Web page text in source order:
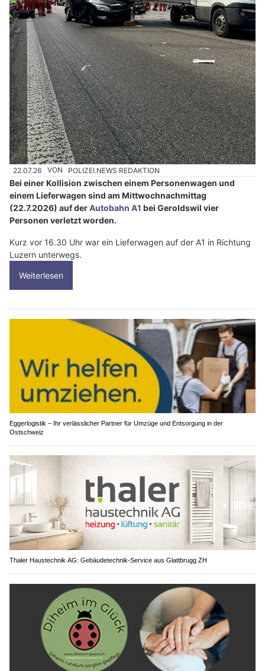
22.07.26 VON POLIZEI.NEWS REDAKTION
Bei einer Kollision zwischen einem Personenwagen und
einem Lieferwagen sind am Mittwochnachmittag
(22.7.2026) auf derAutobahn A1 bei Geroldswil vier
Personen verletzt worden.
Kurz vor 16.30 Uhr war ein Lieferwagen auf der A1 in Richtung
Luzern unterwegs.
Weiterlesen
Eggerlogistik – Ihr verlässlicher Partner für Umzüge und Entsorgung in der
Ostschweiz
Thaler Haustechnik AG: Gebäudetechnik-Service aus Glattbrugg ZH